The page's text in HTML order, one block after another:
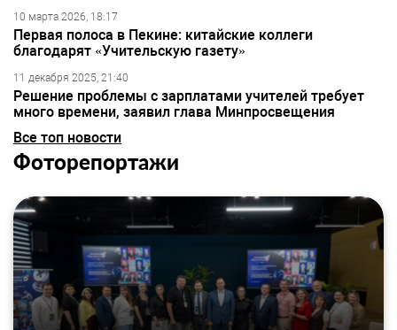
10 марта 2026, 18:17
Первая полоса в Пекине: китайские коллеги
благодарят «Учительскую газету»
11 декабря 2025, 21:40
Решение проблемы с зарплатами учителей требует
много времени, заявил глава Минпросвещения
Все топ новости
Фоторепортажи